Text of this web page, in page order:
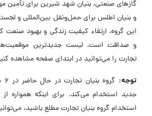
گازهای صنعتی، بنیان شهد شیرین برای تأمین
و بنیان اطلس برای حمل‌ونقل بین‌المللی و
این گروه، ارتقاء کیفیت زندگی و بهبود صنعت
و صداقت است. لیست جدیدترین
تجارت را می‌توانید در ابتدای صفحه مشاهده
توجه:
جدید استخدام می‌کند. برای اینکه همواره
استخدام گروه بنیان تجارت مطلع باشید،